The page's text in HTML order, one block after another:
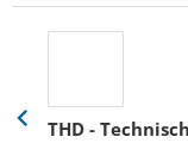
THD -
Eine